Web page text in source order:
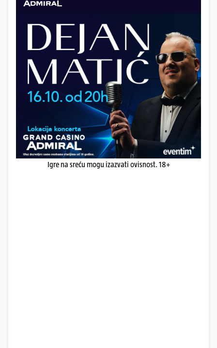
Igre na sreću mogu izazvati ovisnost. 18+